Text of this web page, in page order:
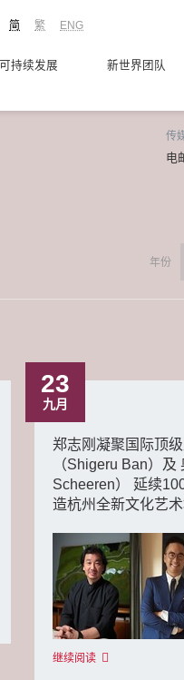
ENG
繁
简
可持续发展 新世界团队
传
电
年份
23
九月
郑志刚凝聚国际顶
（Shigeru Ban）及
Scheeren） 延续
造杭州全新文化艺
继续阅读